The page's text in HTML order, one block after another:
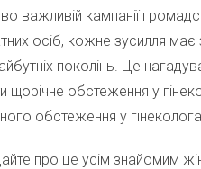
важливій кампанії
осіб, кожне зусилля
поколінь. Це
щорічне обстеження у
обстеження у
про це усім знайомим